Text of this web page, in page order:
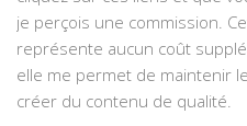
je perçois une commission.
représente aucun coût
elle me permet de maintenir
créer du contenu de qualité.